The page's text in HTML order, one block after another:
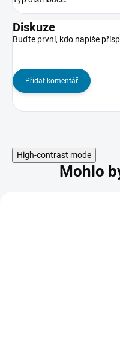
Diskuze
Buďte první, kdo napíše
Přidat komentář
High-contrast mode
Mohlo